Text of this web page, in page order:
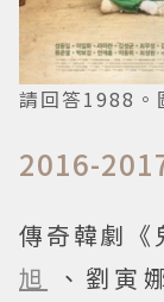
請回答1988。
2016-
傳奇韓劇《
旭
、劉寅